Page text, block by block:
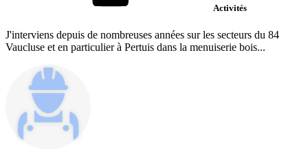
Activités
J'interviens depuis de nombreuses années sur les secteurs du 84
Vaucluse et en particulier à Pertuis dans la menuiserie bois...